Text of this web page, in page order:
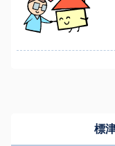
標